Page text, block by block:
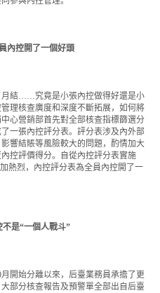
內控開了一個好頭
月結……究竟是小張內控做得好還是小
理核查廣度和深度不斷拓展，如何將
心營銷部首先對全部核查指標篩選分
一張內控評分表。評分表涉及內外部
響結賬等風險較大的問題，酌情加大
控評價得分。自從內控評分表實施
熱烈，內控評分表為全員內控開了一
是“一個人戰斗”
開始分離以來，后臺業務員承擔了更
部分核查報告及預警單全部出自后臺